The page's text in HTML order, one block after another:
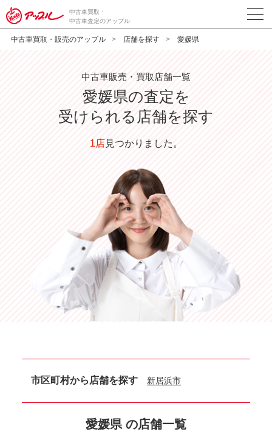
中古車買取・
中古車査定のアップル
中古車買取・販売のアップル 店舗を探す 愛媛県
中古車販売・買取店舗一覧
愛媛県の査定を
受けられる店舗を探す
1店見つかりました。
市区町村から店舗を探す 新居浜市
愛媛県 の店舗一覧